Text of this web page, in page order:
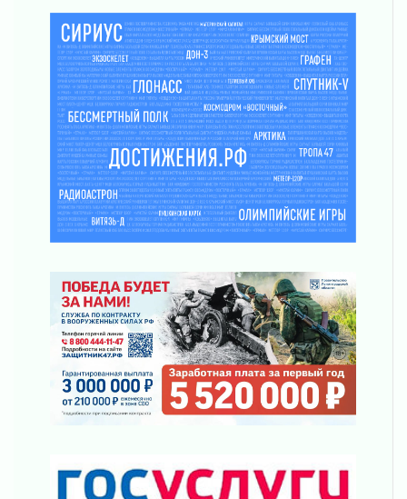
Музеи Ленобласти обновляют пространства
03 августа 2026
Новая площадка: 2027
03 августа 2026
Часть медиков в Ленобласти сможет
рассчитывать на доплату от региона
03 августа 2026
За сутки в Ленинградской области
ликвидировали 10 пожаров
03 августа 2026
Клюква наливается, но в корзинку пока не
просится
Строительные компании Ленобласти
подняли зарплаты почти на 40% за год
03 августа 2026
Шесть новых жизней в честь дня рождения
Ленинградской области
03 августа 2026
Уроки безопасности для детей и взрослых
десантных войск
02 августа 2026